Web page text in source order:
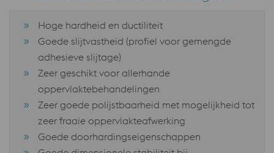
Hoge hardheid en ductiliteit
Goede slijtvastheid (profiel voor gemengde
adhesieve slijtage)
Zeer geschikt voor allerhande
oppervlaktebehandelingen
Zeer goede polijstbaarheid met mogelijkheid tot
zeer fraaie oppervlakteafwerking
Goede doorhardingseigenschappen